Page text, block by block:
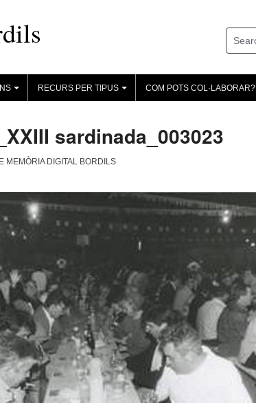
+ +
RECURS PER TIPUS COM POTS COL·LABORAR?
sardinada_003023
MEMÒRIA DIGITAL BORDILS